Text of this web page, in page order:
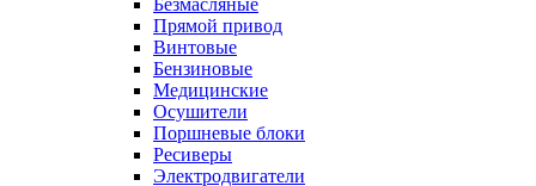
Безмасляные
Прямой привод
Винтовые
Бензиновые
Медицинские
Осушители
Поршневые блоки
Ресиверы
Электродвигатели